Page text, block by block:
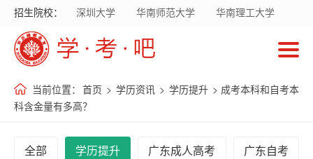
招生院校： 深圳大学 华南师范大学
华南理工大学
暨南大学
华南农业大学
广东外语外贸大学
南方医科大学
当前位置： 首页 > 学历资讯 > 学历提升 > 成考本科和自考本
科含金量有多高？
全部 学历提升 广东成人高考 广东自考